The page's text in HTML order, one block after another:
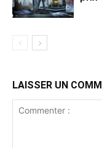
LAISSER UN